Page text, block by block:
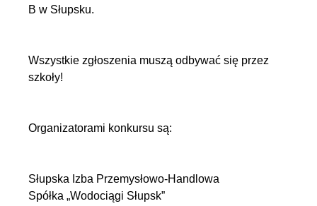
B w Słupsku.
Wszystkie zgłoszenia muszą odbywać się przez
szkoły!
Organizatorami konkursu są:
Słupska Izba Przemysłowo-Handlowa
Spółka „Wodociągi Słupsk”